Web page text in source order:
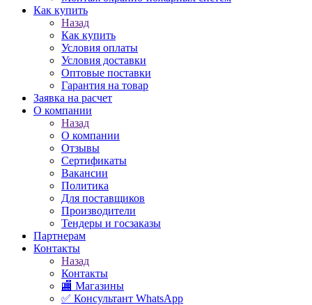
Как купить
Назад
Как купить
Условия оплаты
Условия доставки
Оптовые поставки
Гарантия на товар
Заявка на расчет
О компании
Назад
О компании
Отзывы
Сертификаты
Вакансии
Политика
Для поставщиков
Производители
Тендеры и госзаказы
Партнерам
Контакты
Назад
Контакты
🏬 Магазины
✅️ Консультант WhatsApp